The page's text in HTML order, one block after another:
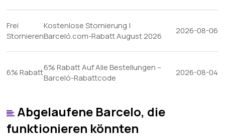
Frei
Stornieren
Kostenlose Stornierung |
Barceló.com-Rabatt August 2026
2026-08-06
6% Rabatt6% Rabatt Auf Alle Bestellungen –
Barceló-Rabattcode
2026-08-04
Abgelaufene Barcelo, die
funktionieren könnten